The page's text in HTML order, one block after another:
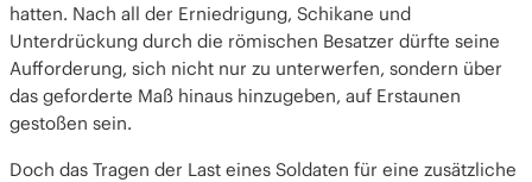
hatten. Nach all der Erniedrigung, Schikane und
Unterdrückung durch die römischen Besatzer dürfte seine
Aufforderung, sich nicht nur zu unterwerfen, sondern über
das geforderte Maß hinaus hinzugeben, auf Erstaunen
gestoßen sein.
Doch das Tragen der Last eines Soldaten für eine zusätzliche